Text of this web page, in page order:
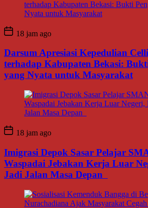
18 jam ago
Darsum Apresiasi Kepedulian
terhadap Kabupaten Bekasi:
yang Nyata untuk Masyarakat
18 jam ago
Imigrasi Depok Sasar Pelajar
Waspadai Jebakan Kerja Luar
Jadi Jalan Masa Depan